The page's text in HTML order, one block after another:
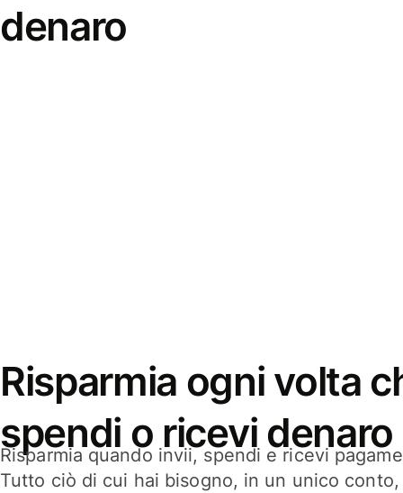
denaro
Risparmia ogni volta
spendi o ricevi denaro
Risparmia quando invii, spendi e ricevi
Tutto ciò di cui hai bisogno, in un unico